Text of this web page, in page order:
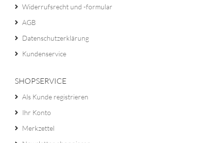
Widerrufsrecht und -formular
AGB
Datenschutzerklärung
Kundenservice
SHOPSERVICE
Als Kunde registrieren
Ihr Konto
Merkzettel